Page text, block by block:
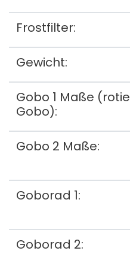
Frostfilter:
Gewicht:
Gobo 1 Maße
Gobo):
Gobo 2 Maße:
Goborad 1:
Goborad 2: